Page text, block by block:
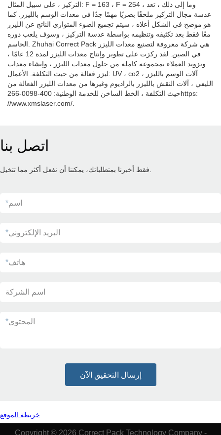
التركيز ، على سبيل المثال: F = 163 ، F = 254 ، وما إلى ذلك ، تعد
عدسة مجال التركيز ملحقًا بصريًا مهمًا جدًا في معدات الوسم بالليزر. كما
هو موضح في الشكل أعلاه ، سيتم تجميع الضوء المتوازي الناتج عن الليزر
معًا فقط بعد تكثيفه وتنظيمه بواسطة عدسة التركيز ، وسوف يلعب دوره
الحاسم. Zhuhai Correct Pack هي شركة معروفة لتصنيع معدات الليزر
في الصين. لقد ركزت على تطوير وإنتاج معدات الليزر لمدة 12 عامًا ،
وتزويد العملاء بمجموعة كاملة من حلول معدات الليزر ، وإنشاء معدات
ليزر فعالة من حيث التكلفة. الأعمال: UV ، co2 ، آلات الوسم بالليزر
الليفي ، آلات النقش بالليزر بالراديوم وغيرها من معدات الليزر الفعالة من
حيث التكلفة ، الخط الساخن للخدمة الوطنية: 400-0098-266https:
//www.xmslaser.com/.
اتصل بنا
*اسم
*البريد الإلكتروني
*هاتف
اسم الشركة
*المحتوى
إرسال التحقيق الآن
خريطة الموقع
Copyright © 2026 Correct Pack Technology Company -